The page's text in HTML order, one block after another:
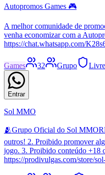
Autopromos Games 🎮
A melhor comunidade de
venha economizar com a
https://chat.whatsapp.com/
Games 32 Grupo Livre
Entrar
Sol MMO
🫂Grupo Oficial do Sol
outros! 2. Proibido promover
jogo. 3. Proibido conteúdo +18
https://prodivulgas.com/store/